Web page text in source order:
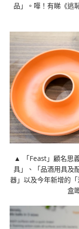
品」。嘩！有睇《逃
▲ 「Feast」顧名思
具」、「品酒用具及
器」以及今年新增的
盒